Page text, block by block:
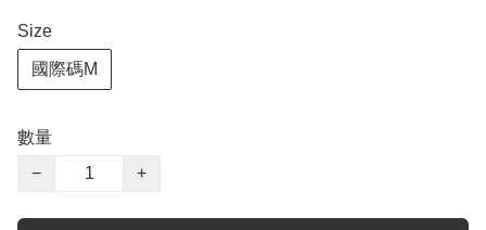
Size
國際碼M
數量
−
+